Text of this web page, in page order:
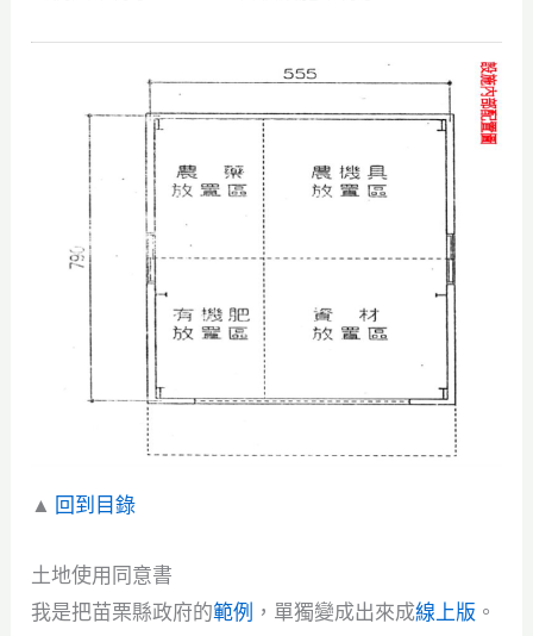
▲ 回到目錄
土地使用同意書
我是把苗栗縣政府的範例 ，單獨變成出來成線上版 。